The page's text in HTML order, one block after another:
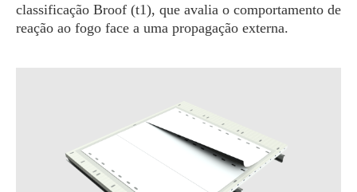
classificação Broof (t1), que avalia o comportamento de
reação ao fogo face a uma propagação externa.